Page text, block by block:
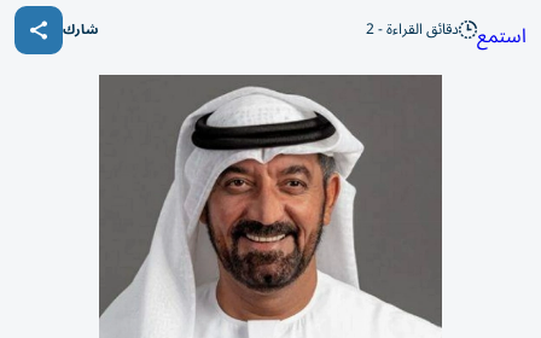
استمع دقائق القراءة - 2 شارك